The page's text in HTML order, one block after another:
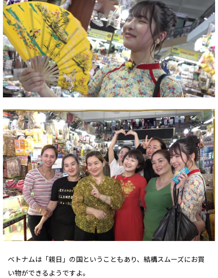
ベトナムは「親日」の国ということもあり、結構スムーズにお買
い物ができるようですよ。